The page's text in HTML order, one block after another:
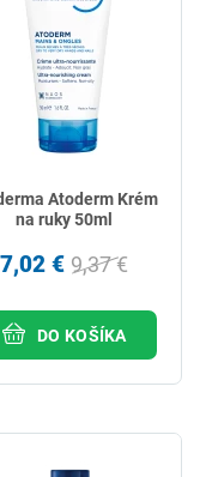
Atoderm Krém
na ruky 50ml
7,02 € 9,37 €
DO KOŠÍKA